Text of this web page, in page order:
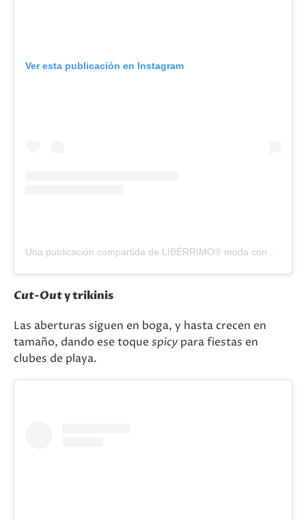
Ver esta publicación en Instagram
Cut-Outy trikinis
Las aberturas siguen en boga, y hasta crecen en
tamaño, dando ese toquespicy para fiestas en
clubes de playa.